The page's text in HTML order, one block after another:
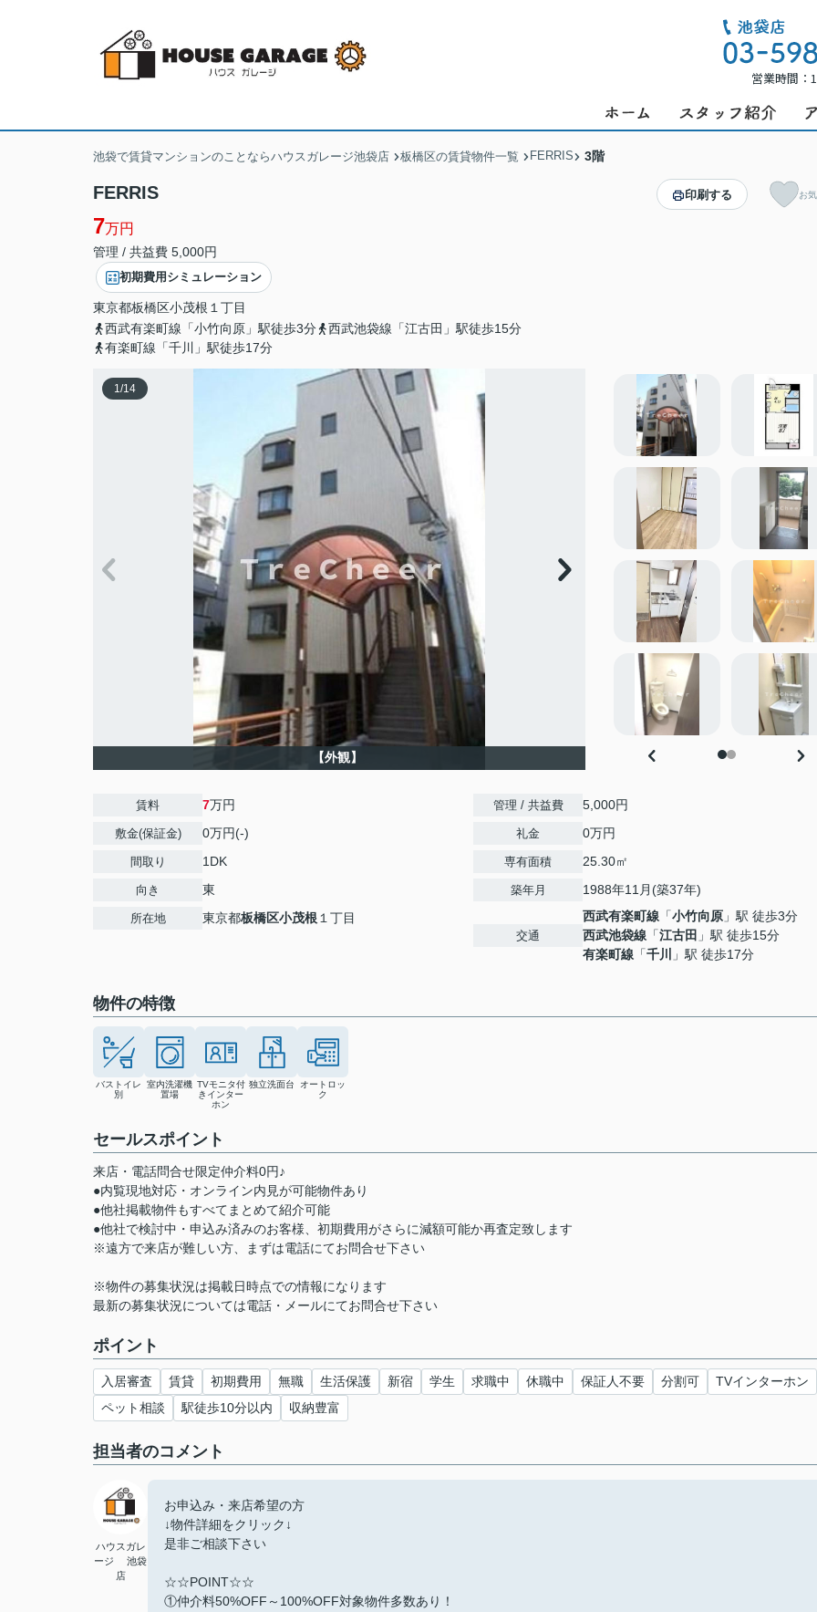
営業時間
池袋で賃貸マンションのことならハウスガレージ池袋店 板橋区の賃貸物件一覧 FERRIS 3階
FERRIS
7万円
管理 / 共益費 5,000円
初期費用シミュレーション
東京都板橋区小茂根 １丁目
西武有楽町線「小竹向原」駅徒歩3分
西武池袋線「江古田」駅徒歩15分
有楽町線「千川」駅徒歩17分
印刷する お
1/14
【外観】
賃料 7万円
敷金(保証金) 0万円(-)
間取り 1DK
向き 東
所在地 東京都板橋区小茂根 １丁目
管理 / 共益費 5,000円
礼金 0万円
専有面積 25.30㎡
築年月 1988年11月(築37年)
交通
西武有楽町線 「小竹向原 」駅 徒歩3分
西武池袋線 「江古田 」駅 徒歩15分
有楽町線 「千川 」駅 徒歩17分
物件の特徴
バストイレ
別
室内洗濯機
置場
TVモニタ付
きインター
ホン
独立洗面台
オートロッ
ク
セールスポイント
来店・電話問合せ限定仲介料0円♪
●内覧現地対応・オンライン内見が可能物件あり
●他社掲載物件もすべてまとめて紹介可能
●他社で検討中・申込み済みのお客様、初期費用がさらに減額可能か再査定致します
※遠方で来店が難しい方、まずは電話にてお問合せ下さい
※物件の募集状況は掲載日時点での情報になります
最新の募集状況については電話・メールにてお問合せ下さい
ポイント
入居審査 賃貸 初期費用 無職 生活保護 新宿 学生 求職中 休職中 保証人不要 分割可
TVインターホン
ペット相談
駅徒歩10分以内 収納豊富
担当者のコメント
ハウスガレ
ージ 池袋
店
お申込み・来店希望の方
↓物件詳細をクリック↓
是非ご相談下さい
☆☆POINT☆☆
①仲介料50%OFF～100%OFF対象物件多数あり！